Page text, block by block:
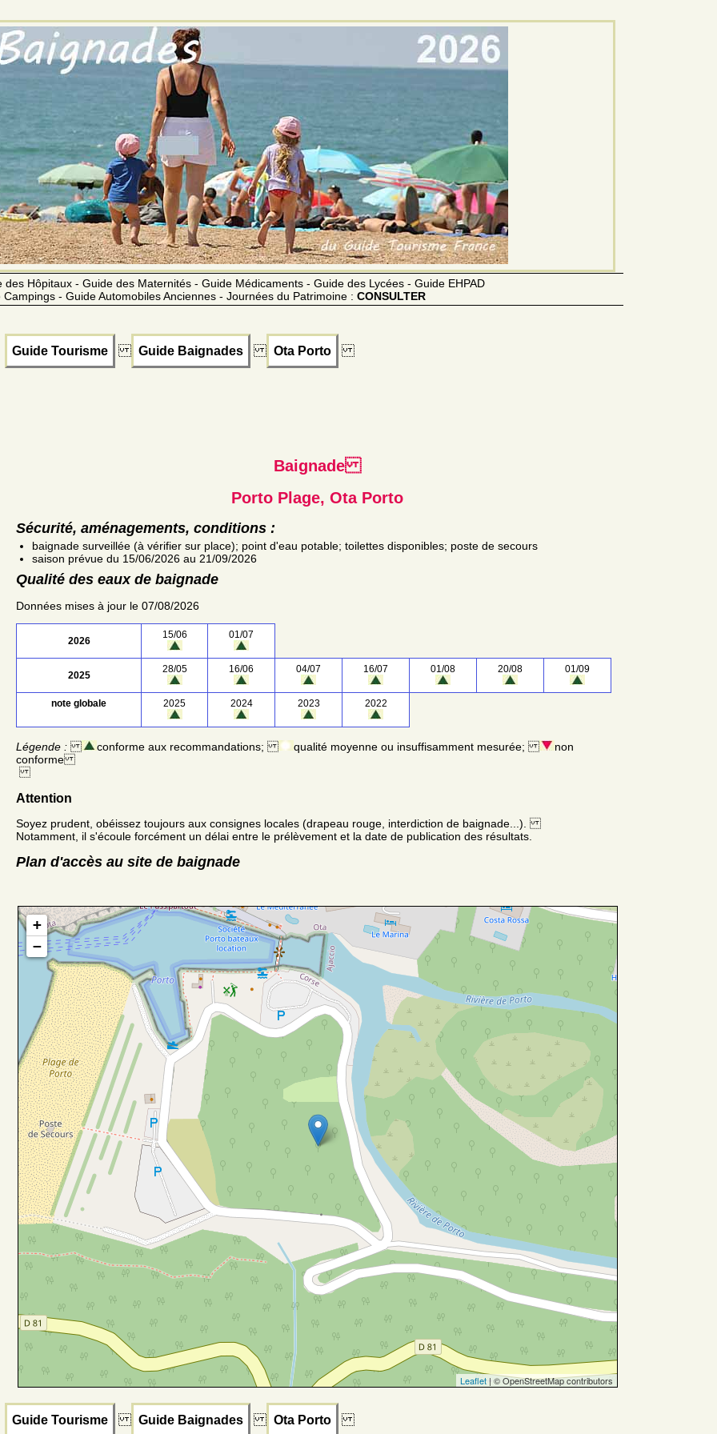
Hôpitaux - Guide des Maternités - Guide Médicaments - Guide des Lycées - Guide EHPAD
- Guide Automobiles Anciennes - Journées du Patrimoine : CONSULTER
Guide Tourisme Guide Baignades Ota Porto
Baignade
Porto Plage, Ota Porto
Sécurité, aménagements, conditions :
baignade surveillée (à vérifier sur place); point d'eau potable; toilettes disponibles; poste de secours
saison prévue du 15/06/2026 au 21/09/2026
Qualité des eaux de baignade
Données mises à jour le 07/08/2026
2026
15/06 01/07
2025
28/05 16/06 04/07 16/07 01/08 20/08 01/09
note globale 2025 2024 2023 2022
Légende : conforme aux recommandations; qualité moyenne ou insuffisamment mesurée;
non
conforme
Attention
Soyez prudent, obéissez toujours aux consignes locales (drapeau rouge, interdiction de baignade...).
Notamment, il s'écoule forcément un délai entre le prélèvement et la date de publication des résultats.
Plan d'accès au site de baignade
+
−
Leaflet | © OpenStreetMap contributors
Guide Tourisme Guide Baignades Ota Porto